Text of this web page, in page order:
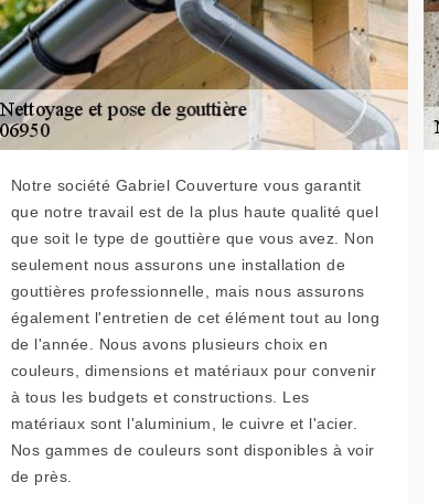
Notre société Gabriel Couverture vous garantit
que notre travail est de la plus haute qualité quel
que soit le type de gouttière que vous avez. Non
seulement nous assurons une installation de
gouttières professionnelle, mais nous assurons
également l'entretien de cet élément tout au long
de l'année. Nous avons plusieurs choix en
couleurs, dimensions et matériaux pour convenir
à tous les budgets et constructions. Les
matériaux sont l'aluminium, le cuivre et l'acier.
Nos gammes de couleurs sont disponibles à voir
de près.